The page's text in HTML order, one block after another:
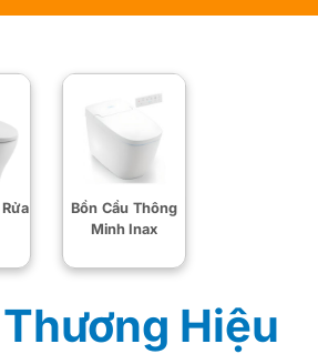
Bồn Cầu Thông
Minh Inax
Thương Hiệu